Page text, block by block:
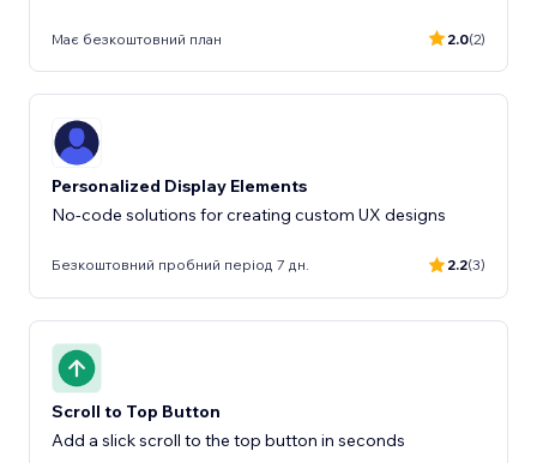
Має безкоштовний план 2.0(2)
Personalized Display Elements
No-code solutions for creating custom UX designs
Безкоштовний пробний період 7 дн. 2.2(3)
Scroll to Top Button
Add a slick scroll to the top button in seconds